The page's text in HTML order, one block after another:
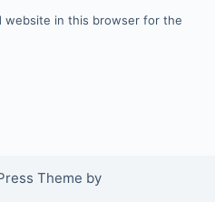
website in this browser for the
Theme by